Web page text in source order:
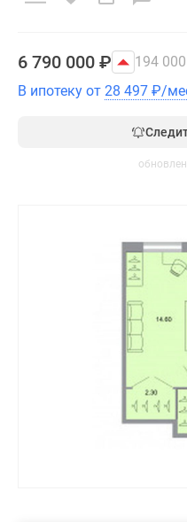
6 790 000 ₽ 194 000
В ипотеку от 28 497 ₽/